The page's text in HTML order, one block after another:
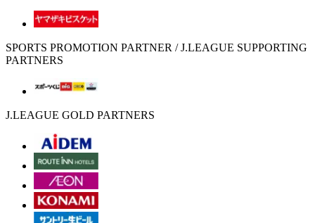
SPORTS PROMOTION PARTNER / J.LEAGUE SUPPORTING
PARTNERS
J.LEAGUE GOLD PARTNERS